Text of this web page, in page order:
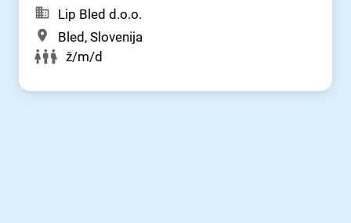
Lip Bled d.o.o.
Bled, Slovenija
ž/m/d